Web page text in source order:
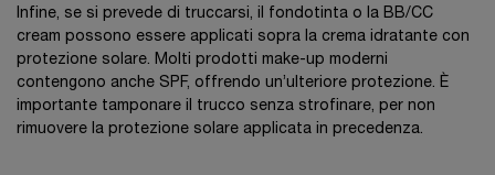
Infine, se si prevede di truccarsi, il fondotinta o la BB/CC
cream possono essere applicati sopra la crema idratante con
protezione solare. Molti prodotti make-up moderni
contengono anche SPF, offrendo un’ulteriore protezione. È
importante tamponare il trucco senza strofinare, per non
rimuovere la protezione solare applicata in precedenza.